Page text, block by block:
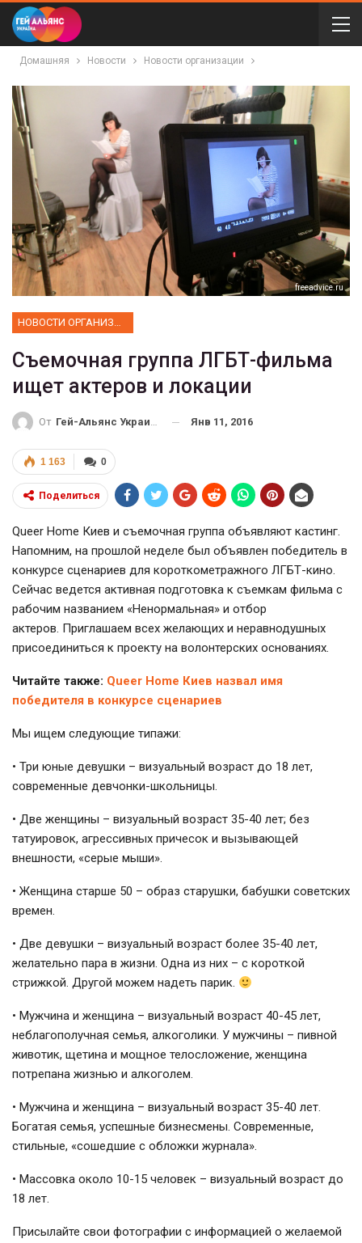
Домашняя Новости Новости организации
freeadvice.ru
Съемочная группа ЛГБТ-фильма
ищет актеров и локации
От Гей-Альянс Украина Янв 11, 2016
0
1 163
Поделиться
Queer Home Киев и съемочная группа объявляют кастинг.
Напомним, на прошлой неделе был объявлен победитель в
конкурсе сценариев для короткометражного ЛГБТ-кино.
Сейчас ведется активная подготовка к съемкам фильма с
рабочим названием «Ненормальная» и отбор
актеров. Приглашаем всех желающих и неравнодушных
присоединиться к проекту на волонтерских основаниях.
Читайте также: Queer Home Киев назвал имя
победителя в конкурсе сценариев
Мы ищем следующие типажи:
• Три юные девушки – визуальный возраст до 18 лет,
современные девчонки-школьницы.
• Две женщины – визуальный возраст 35-40 лет; без
татуировок, агрессивных причесок и вызывающей
внешности, «серые мыши».
• Женщина старше 50 – образ старушки, бабушки советских
времен.
• Две девушки – визуальный возраст более 35-40 лет,
желательно пара в жизни. Одна из них – с короткой
стрижкой. Другой можем надеть парик.
• Мужчина и женщина – визуальный возраст 40-45 лет,
неблагополучная семья, алкоголики. У мужчины – пивной
животик, щетина и мощное телосложение, женщина
потрепана жизнью и алкоголем.
• Мужчина и женщина – визуальный возраст 35-40 лет.
Богатая семья, успешные бизнесмены. Современные,
стильные, «сошедшие с обложки журнала».
• Массовка около 10-15 человек – визуальный возраст до
18 лет.
Присылайте свои фотографии с информацией о желаемой